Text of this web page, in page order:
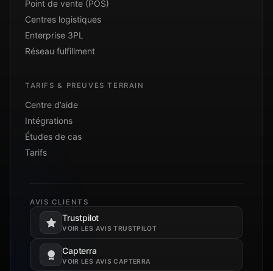
Point de vente (POS)
Centres logistiques
Enterprise 3PL
Réseau fulfillment
TARIFS & PREUVES TERRAIN
Centre d’aide
Intégrations
Études de cas
Tarifs
AVIS CLIENTS
Trustpilot
VOIR LES AVIS TRUSTPILOT
S’ouvre dans un nouvel onglet.
Capterra
VOIR LES AVIS CAPTERRA
S’ouvre dans un nouvel onglet.